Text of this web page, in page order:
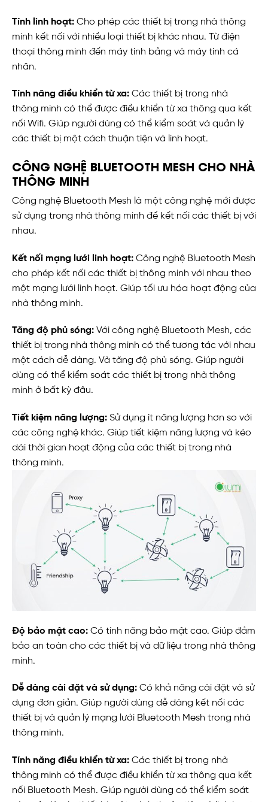
Tính linh hoạt: Cho phép các thiết bị trong nhà thông
minh kết nối với nhiều loại thiết bị khác nhau. Từ điện
thoại thông minh đến máy tính bảng và máy tính cá
nhân.
Tính năng điều khiển từ xa: Các thiết bị trong nhà
thông minh có thể được điều khiển từ xa thông qua kết
nối Wifi. Giúp người dùng có thể kiểm soát và quản lý
các thiết bị một cách thuận tiện và linh hoạt.
CÔNG NGHỆ BLUETOOTH MESH CHO NHÀ
THÔNG MINH
Công nghệ Bluetooth Mesh là một công nghệ mới được
sử dụng trong nhà thông minh để kết nối các thiết bị với
nhau.
Kết nối mạng lưới linh hoạt: Công nghệ Bluetooth Mesh
cho phép kết nối các thiết bị thông minh với nhau theo
một mạng lưới linh hoạt. Giúp tối ưu hóa hoạt động của
nhà thông minh.
Tăng độ phủ sóng: Với công nghệ Bluetooth Mesh, các
thiết bị trong nhà thông minh có thể tương tác với nhau
một cách dễ dàng. Và tăng độ phủ sóng. Giúp người
dùng có thể kiểm soát các thiết bị trong nhà thông
minh ở bất kỳ đâu.
Tiết kiệm năng lượng: Sử dụng ít năng lượng hơn so với
các công nghệ khác. Giúp tiết kiệm năng lượng và kéo
dài thời gian hoạt động của các thiết bị trong nhà
thông minh.
Độ bảo mật cao: Có tính năng bảo mật cao. Giúp đảm
bảo an toàn cho các thiết bị và dữ liệu trong nhà thông
minh.
Dễ dàng cài đặt và sử dụng: Có khả năng cài đặt và sử
dụng đơn giản. Giúp người dùng dễ dàng kết nối các
thiết bị và quản lý mạng lưới Bluetooth Mesh trong nhà
thông minh.
Tính năng điều khiển từ xa: Các thiết bị trong nhà
thông minh có thể được điều khiển từ xa thông qua kết
nối Bluetooth Mesh. Giúp người dùng có thể kiểm soát